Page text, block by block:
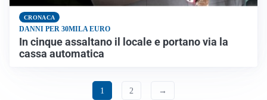
CRONACA
DANNI PER 30MILA EURO
In cinque assaltano il locale e portano via la
cassa automatica
1 2 →